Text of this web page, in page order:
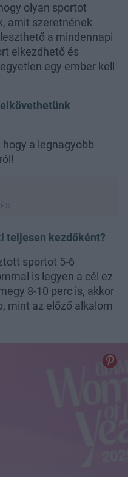
olyan sportot
amit szeretnének
a mindennapi
elkezdhető és
egy ember kell
a legnagyobb
teljesen kezdőként?
sportot 5-6
is legyen a cél ez
8-10 perc is, akkor
mint az előző alkalom